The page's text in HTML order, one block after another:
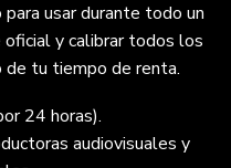
usar durante todo un
y calibrar todos los
de tu tiempo de renta.
24 horas).
audiovisuales y